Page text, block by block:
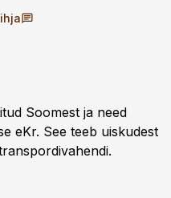
Soomest ja need
eKr. See teeb uiskudest